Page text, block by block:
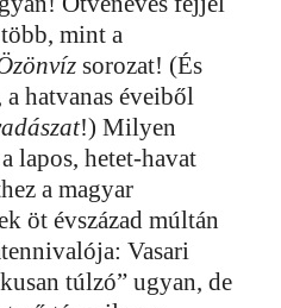
mint a
sorozat! (És
hatvanas éveiből
!) Milyen
lapos, hetet-havat
a magyar
öt évszázad múltán
Vasari
túlzó” ugyan, de